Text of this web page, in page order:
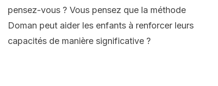
pensez-vous ? Vous pensez que la méthode
Doman peut aider les enfants à renforcer leurs
capacités de manière significative ?